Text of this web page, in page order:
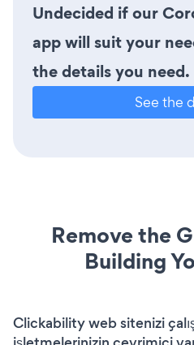
Undecided if our
app will suit your
the details you need.
See the
Remove the
Building
Clickability web sitenizi